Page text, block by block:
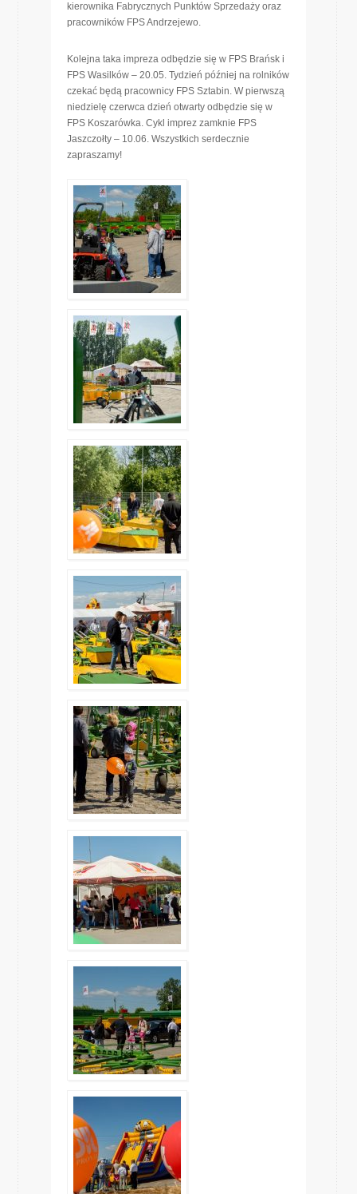
kierownika Fabrycznych Punktów Sprzedaży oraz
pracowników FPS Andrzejewo.
Kolejna taka impreza odbędzie się w FPS Brańsk i
FPS Wasilków – 20.05. Tydzień później na rolników
czekać będą pracownicy FPS Sztabin. W pierwszą
niedzielę czerwca dzień otwarty odbędzie się w
FPS Koszarówka. Cykl imprez zamknie FPS
Jaszczołty – 10.06. Wszystkich serdecznie
zapraszamy!